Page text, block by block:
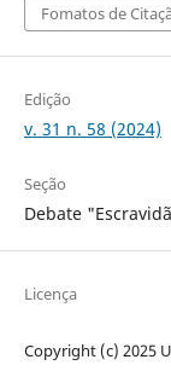
Fomatos de
Edição
v. 31 n. 58 (2024)
Seção
Debate
Licença
Copyright (c) 2025